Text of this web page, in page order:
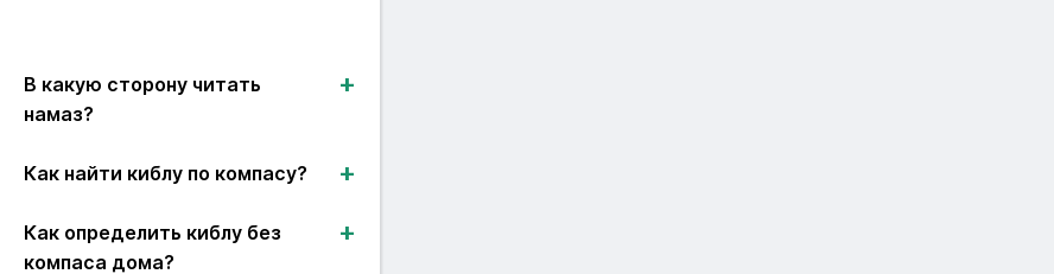
В какую сторону читать
намаз?
Как найти киблу по компасу?
Как определить киблу без
компаса дома?